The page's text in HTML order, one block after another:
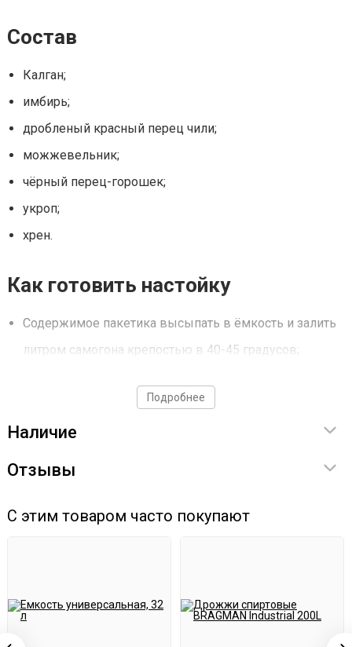
Состав
Калган;
имбирь;
дробленый красный перец чили;
можжевельник;
чёрный перец-горошек;
укроп;
хрен.
Как готовить настойку
Содержимое пакетика высыпать в ёмкость и залить
литром самогона крепостью в 40-45 градусов;
после настаивания - отфильтровать;
даем отдохнуть напитку 7 дней в темном месте.
Подробнее
Наличие
Отзывы
С этим товаром часто покупают